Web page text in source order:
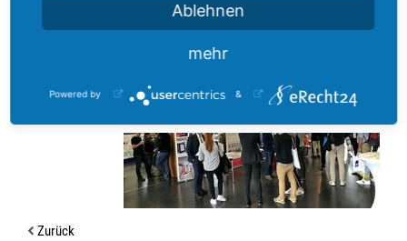
hema electronic GmbH sowie SHW Storage & Handling Solutions
GmbH präsentierte die WiRO das Fachkräfteportal Ostwürttemberg.
Zusätzlich zum regionalen Fachkräftemarketing unterstützt die
WiRO damit Firmen aus der Region, kostengünstig, zielgerichtet und
ohne größeren Aufwand ihre Fachkräfteakquise und ihr
Personalmarketing zu erweitern.
Zurück
Ablehnen
mehr
Powered by &